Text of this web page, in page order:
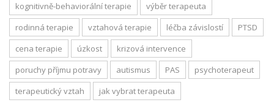
kognitivně-behaviorální terapie
výběr terapeuta
rodinná terapie
vztahová terapie léčba závislostí
PTSD
cena terapie
úzkost
krizová intervence
poruchy příjmu potravy
autismus PAS
psychoterapeut
terapeutický vztah
jak vybrat terapeuta